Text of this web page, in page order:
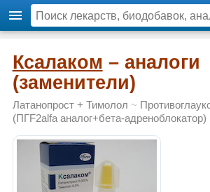
Ксалаком – аналоги
(заменители)
Латанопрост + Тимолол ~
(ПГF2alfa аналог+бета-адреноблокатор)